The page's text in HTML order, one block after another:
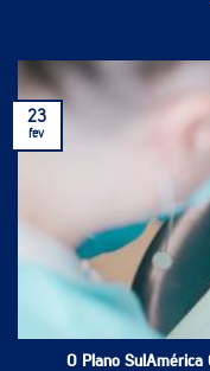
O Plano SulAmérica
23
fev